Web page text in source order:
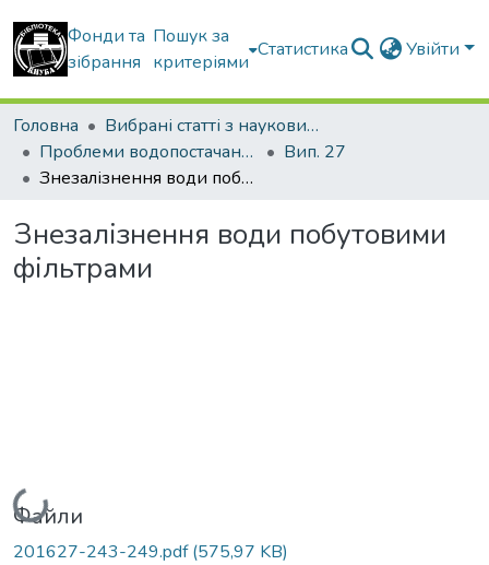
Фонди та
зібрання
Пошук за
критеріями
Статистика Увійти
Головна
Вибрані статті з наукових збірників КНУБА
Проблеми водопостачання, водовідведення та гідравліки
Вип. 27
Знезалізнення води побутовими фільтрами
Знезалізнення води побутовими
фільтрами
Вантажиться...
Файли
201627-243-249.pdf(575,97 KB)